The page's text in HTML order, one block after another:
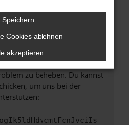
Funktionen nicht mehr
Webseitenbetreiber.
genannten Schritte versucht
bitte. Wir werden
zu beheben. Du kannst
um uns bei der
Speichern
Cookies ablehnen
akzeptieren